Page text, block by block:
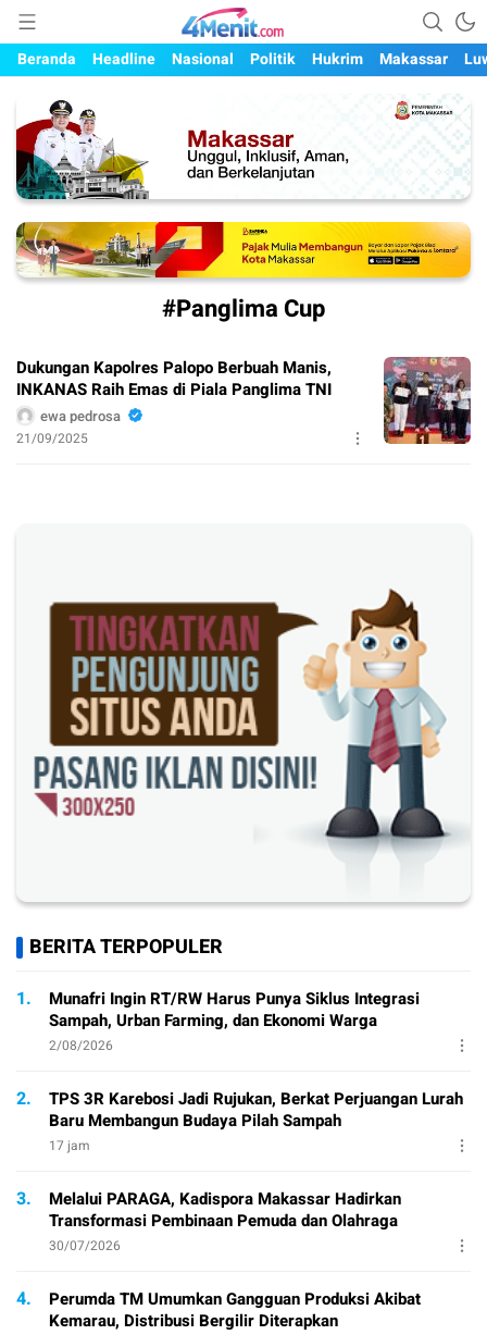
4menit.com
Mengungkap Kisah, Setiap Hari
Beranda
Headline Nasional Politik Hukrim Makassar
#Panglima Cup
Dukungan Kapolres Palopo Berbuah Manis,
INKANAS Raih Emas di Piala Panglima TNI
ewa pedrosa
21/09/2025
BERITA TERPOPULER
1.
Munafri Ingin RT/RW Harus Punya Siklus Integrasi
Sampah, Urban Farming, dan Ekonomi Warga
2/08/2026
2.
TPS 3R Karebosi Jadi Rujukan, Berkat Perjuangan Lurah
Baru Membangun Budaya Pilah Sampah
17 jam
3.
Melalui PARAGA, Kadispora Makassar Hadirkan
Transformasi Pembinaan Pemuda dan Olahraga
30/07/2026
4.
Perumda TM Umumkan Gangguan Produksi Akibat
Kemarau, Distribusi Bergilir Diterapkan